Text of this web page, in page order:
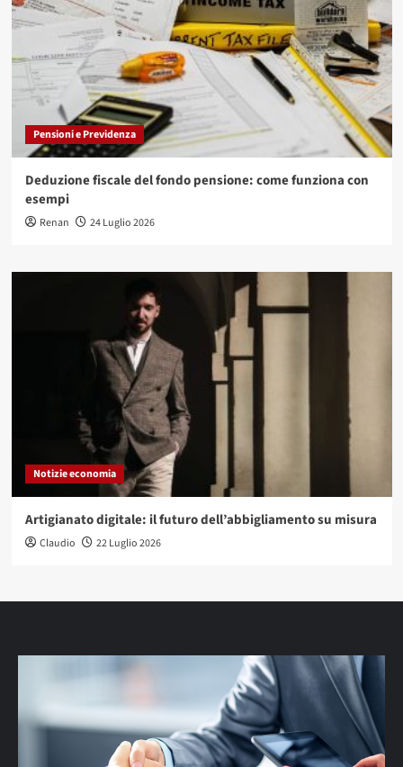
Pensioni e Previdenza
Deduzione fiscale del fondo pensione: come funziona con
esempi
Renan 24 Luglio 2026
Notizie economia
Artigianato digitale: il futuro dell’abbigliamento su misura
Claudio 22 Luglio 2026